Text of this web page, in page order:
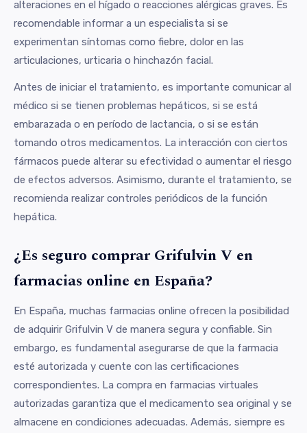
alteraciones en el hígado o reacciones alérgicas graves. Es
recomendable informar a un especialista si se
experimentan síntomas como fiebre, dolor en las
articulaciones, urticaria o hinchazón facial.
Antes de iniciar el tratamiento, es importante comunicar al
médico si se tienen problemas hepáticos, si se está
embarazada o en período de lactancia, o si se están
tomando otros medicamentos. La interacción con ciertos
fármacos puede alterar su efectividad o aumentar el riesgo
de efectos adversos. Asimismo, durante el tratamiento, se
recomienda realizar controles periódicos de la función
hepática.
¿Es seguro comprar Grifulvin V en
farmacias online en España?
En España, muchas farmacias online ofrecen la posibilidad
de adquirir Grifulvin V de manera segura y confiable. Sin
embargo, es fundamental asegurarse de que la farmacia
esté autorizada y cuente con las certificaciones
correspondientes. La compra en farmacias virtuales
autorizadas garantiza que el medicamento sea original y se
almacene en condiciones adecuadas. Además, siempre es